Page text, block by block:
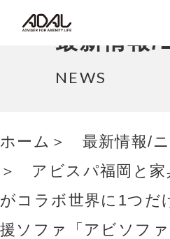
コラム
最新情報/ニュ
採用情報
Japanese
最新情報/
NEWS
ホーム
最新情報/
アビスパ福岡と
がコラボ世界に1つだ
援ソファ「アビソフ